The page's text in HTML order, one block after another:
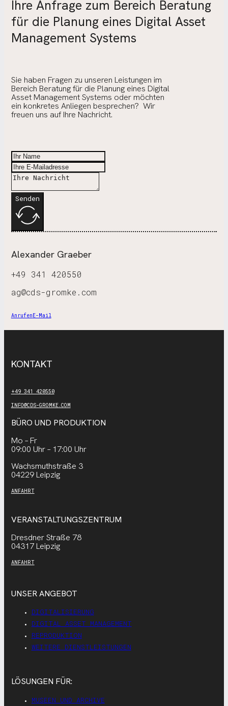
Ihre Anfrage zum Bereich Beratung
für die Planung eines Digital Asset
Management Systems
Sie haben Fragen zu unseren Leistungen im
Bereich Beratung für die Planung eines Digital
Asset Management Systems oder möchten
ein konkretes Anliegen besprechen? Wir
freuen uns auf Ihre Nachricht.
Senden
Alexander Graeber
+49 341 420550
ag@cds-gromke.com
AnrufenE-Mail
KONTAKT
+49 341 420550
INFO@CDS-GROMKE.COM
BÜRO UND PRODUKTION
Mo – Fr
09:00 Uhr – 17:00 Uhr
Wachsmuthstraße 3
04229 Leipzig
ANFAHRT
VERANSTALTUNGSZENTRUM
Dresdner Straße 78
04317 Leipzig
ANFAHRT
UNSER ANGEBOT
DIGITALISIERUNG
DIGITAL ASSET MANAGEMENT
REPRODUKTION
WEITERE DIENSTLEISTUNGEN
LÖSUNGEN FÜR:
MUSEEN UND ARCHIVE